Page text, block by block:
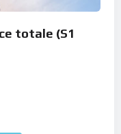
(S1